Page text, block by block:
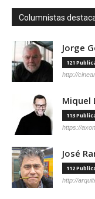
Columnistas
Jorge
121
http://
Miquel
113
https://
José
112
http://